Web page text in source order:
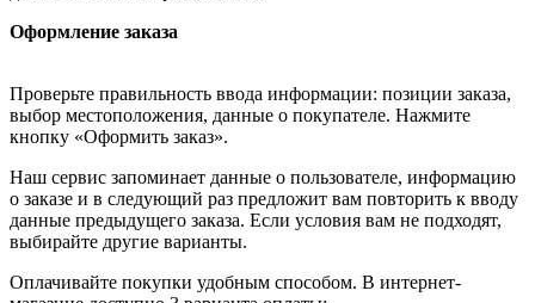
Оформление заказа
Проверьте правильность ввода информации: позиции заказа,
выбор местоположения, данные о покупателе. Нажмите
кнопку «Оформить заказ».
Наш сервис запоминает данные о пользователе, информацию
о заказе и в следующий раз предложит вам повторить к вводу
данные предыдущего заказа. Если условия вам не подходят,
выбирайте другие варианты.
Оплачивайте покупки удобным способом. В интернет-